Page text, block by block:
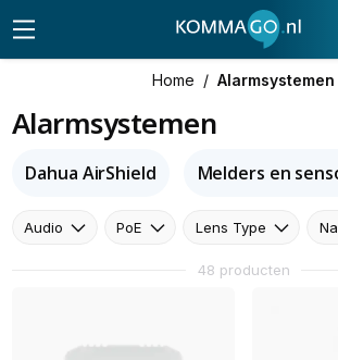
Home / Alarmsystemen
Alarmsystemen
Dahua AirShield Melders en
Audio PoE Lens Type
48 producten